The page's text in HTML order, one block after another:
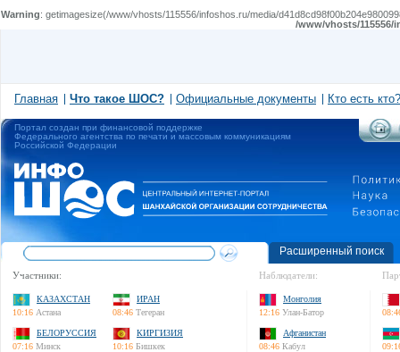
Warning: getimagesize(/www/vhosts/115556/infoshos.ru/media/
/www/vhosts/
Главная Что такое ШОС? Официальные документы Кто есть кто?
Портал создан при финансовой поддержке
Федерального агентства по печати и массовым коммуникациям
Российской Федерации
Расширенный поиск
Участники:
КАЗАХСТАН
10:16 Астана
ИРАН
08:46 Тегеран
БЕЛОРУССИЯ
07:16 Минск
КИРГИЗИЯ
10:16 Бишкек
Наблюдатели:
Монголия
12:16 Улан-Батор
Афганистан
08:46 Кабул